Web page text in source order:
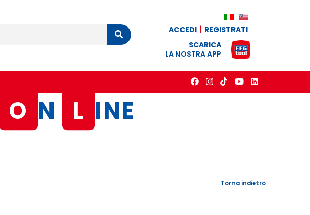
Cerca ACCEDI
REGISTRATI
SCARICA
LA NOSTRA APP
O N L INE
Torna indietro